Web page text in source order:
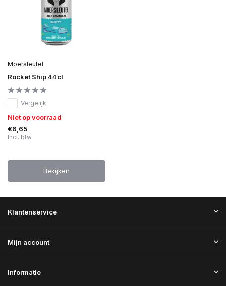
Moersleutel
Rocket Ship 44cl
Vergelijk
Niet op voorraad
€6,65
Incl. btw
Bekijken
Klantenservice
Mijn account
Informatie